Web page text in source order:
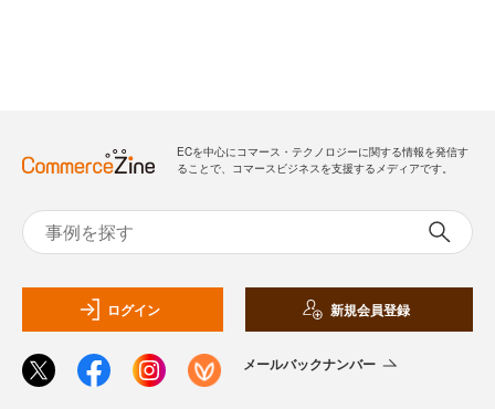
ECを中心にコマース・テクノロジーに関する情報を発信す
ることで、コマースビジネスを支援するメディアです。
ログイン 新規会員登録
メールバックナンバー